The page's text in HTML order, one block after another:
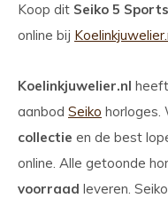
Koop dit Seiko 5
online bij
Koelinkjuwelier.nl
aanbod Seiko horloges.
collectie en de best
online. Alle getoonde
voorraad leveren.